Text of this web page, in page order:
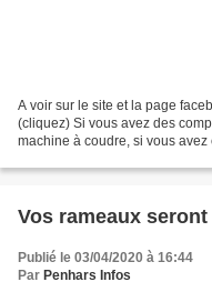
A voir sur le site et la page
(cliquez) Si vous avez des
machine à coudre, si vous
Vos rameaux
Publié le 03/04/2020 à 16:44
Par Penhars Infos